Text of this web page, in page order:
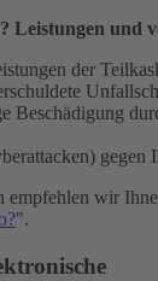
Leistungen und
der
Beschädigung
gegen
wir
".